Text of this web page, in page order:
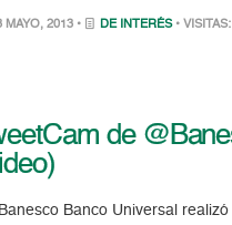
MAYO, 2013 • DE INTERÉS •
de
Banco Universal realizó